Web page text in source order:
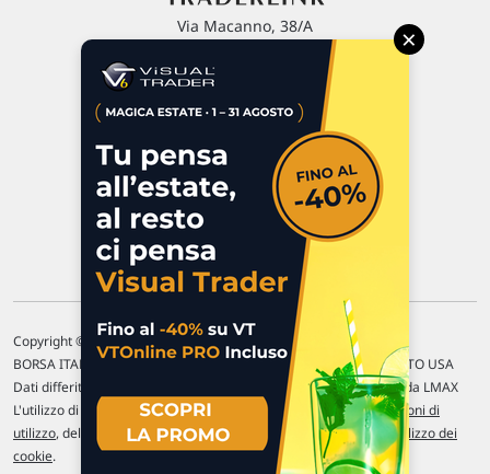
Via Macanno, 38/A
P.IVA 02 452 460 401
Commenti e segnalazioni
Contattaci
Copyright © 1996-2026 Traderlink Italia s.r.l.
BORSA ITALIANA Quotazioni di borsa differite di 15 min. / MERCATO USA
Dati differiti di 15 min. (fonte Intrinio) / FOREX Quotazioni fornite da LMAX
L'utilizzo di questo sito implica l'accettazione delle nostre Condizioni di
utilizzo, del Disclaimer MAR, dellePolitiche sulla privacye dell' Utilizzo dei
cookie.
×